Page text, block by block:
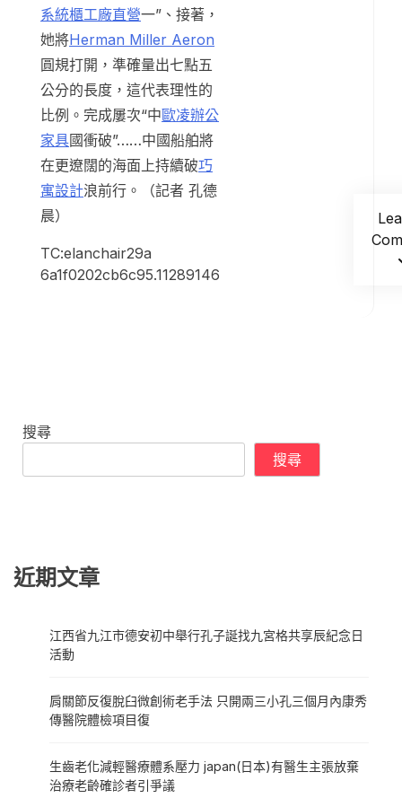
系統櫃工廠直營一”、接著，
她將Herman Miller Aeron
圓規打開，準確量出七點五
公分的長度，這代表理性的
比例。完成屢次“中歐凌辦公
家具國衝破”……中國船舶將
在更遼闊的海面上持續破巧
寓設計浪前行。（記者 孔德
晨）
TC:elanchair29a
6a1f0202cb6c95.11289146
搜尋
搜尋
近期文章
江西省九江市德安初中舉行孔子誕找九宮格共享辰紀念日
活動
肩關節反復脫臼微創術老手法 只開兩三小孔三個月內康秀
傳醫院體檢項目復
生齒老化減輕醫療體系壓力 japan(日本)有醫生主張放棄
治療老齡確診者引爭議